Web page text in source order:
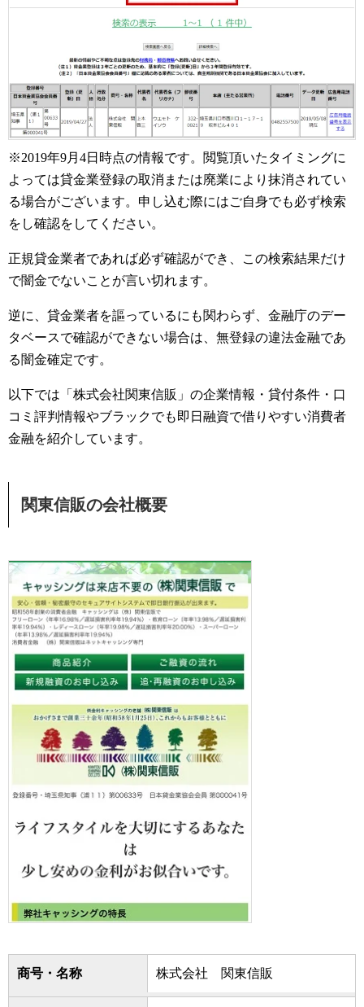
※2019年9月4日時点の情報です。閲覧頂いたタイミングに
よっては貸金業登録の取消または廃業により抹消されてい
る場合がございます。申し込む際にはご自身でも必ず検索
をし確認をしてください。
正規貸金業者であれば必ず確認ができ、この検索結果だけ
で闇金でないことが言い切れます。
逆に、貸金業者を謳っているにも関わらず、金融庁のデー
タベースで確認ができない場合は、無登録の違法金融であ
る闇金確定です。
以下では「株式会社関東信販」の企業情報・貸付条件・口
コミ評判情報やブラックでも即日融資で借りやすい消費者
金融を紹介しています。
関東信販の会社概要
商号・名称 株式会社 関東信販